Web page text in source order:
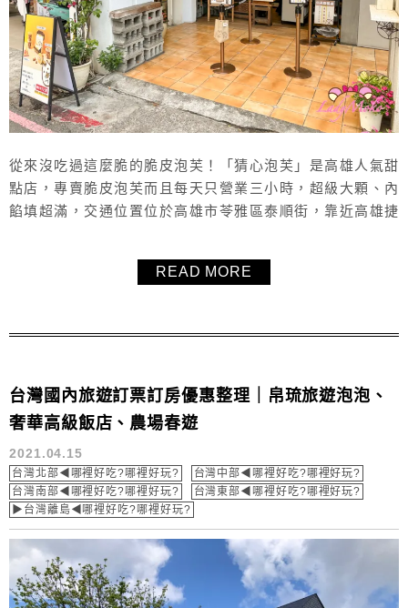
從來沒吃過這麼脆的脆皮泡芙！「猜心泡芙」是高雄人氣甜
點店，專賣脆皮泡芙而且每天只營業三小時，超級大顆、內
餡填超滿，交通位置位於高雄市苓雅區泰順街，靠近高雄捷
留、無電話預訂，每天口味不固定，三不五時推出超酷口
味，猜心泡芙真的太好吃，心目中脆皮泡芙第一名！
READ MORE
台灣國內旅遊訂票訂房優惠整理｜帛琉旅遊泡泡、
奢華高級飯店、農場春遊
2021.04.15
台灣北部◀哪裡好吃?哪裡好玩?
台灣中部◀哪裡好吃?哪裡好玩?
台灣南部◀哪裡好吃?哪裡好玩?
台灣東部◀哪裡好吃?哪裡好玩?
▶台灣離島◀哪裡好吃?哪裡好玩?